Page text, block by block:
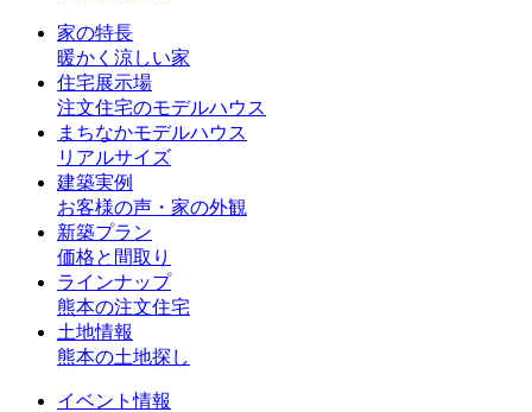
家の特長
暖かく涼しい家
住宅展示場
注文住宅のモデルハウス
まちなかモデルハウス
リアルサイズ
建築実例
お客様の声・家の外観
新築プラン
価格と間取り
ラインナップ
熊本の注文住宅
土地情報
熊本の土地探し
イベント情報